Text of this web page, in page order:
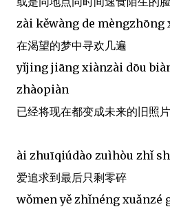
zài kěwàng de mèngzhōng
在渴望的梦中寻欢几遍
yǐjing jiāng xiànzài dōu
zhàopiàn
已经将现在都变成未来的旧照片
ài zhuīqiúdào zuìhòu zhǐ
爱追求到最后只剩零碎
wǒmen yě zhǐnéng xuǎnzé